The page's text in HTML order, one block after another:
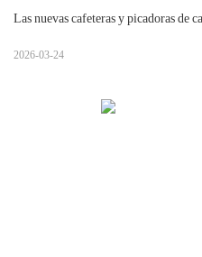
Las nuevas cafeteras y picadoras de
2026-03-24